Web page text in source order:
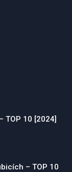
TOP 10 [2024]
– TOP 10